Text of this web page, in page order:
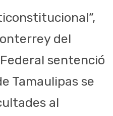
del
sentenció
Tamaulipas se
al